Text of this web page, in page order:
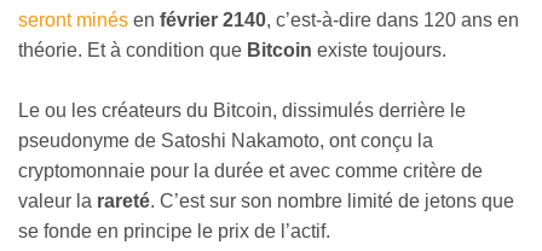
seront minés en février 2140, c’est-à-dire dans 120 ans en
théorie. Et à condition que Bitcoin existe toujours.
Le ou les créateurs du Bitcoin, dissimulés derrière le
pseudonyme de Satoshi Nakamoto, ont conçu la
cryptomonnaie pour la durée et avec comme critère de
valeur la rareté. C’est sur son nombre limité de jetons que
se fonde en principe le prix de l’actif.